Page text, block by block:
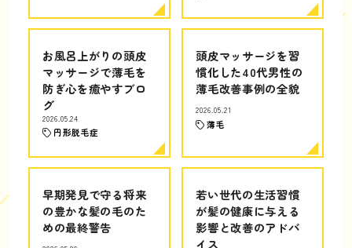
お風呂上がりの頭皮
マッサージで薄毛を
防ぎ心を癒やすブロ
グ
2026.05.24
円形脱毛症
頭皮マッサージを習
慣化した40代男性の
薄毛改善事例の全貌
2026.05.21
薄毛
早期発見で守る将来
の豊かな髪の毛のた
めの最終警告
若い世代の生活習慣
が髪の健康に与える
影響と改善のアドバ
イス